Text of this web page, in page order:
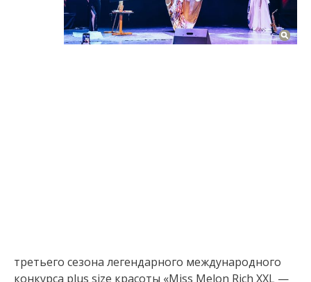
третьего сезона легендарного международного
конкурса plus size красоты «Miss Melon Rich XXL —